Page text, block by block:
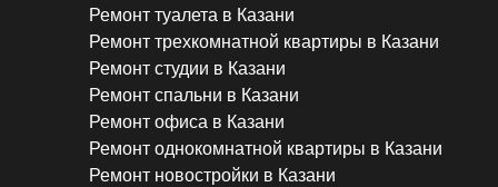
Ремонт туалета в Казани
Ремонт трехкомнатной квартиры в Казани
Ремонт студии в Казани
Ремонт спальни в Казани
Ремонт офиса в Казани
Ремонт однокомнатной квартиры в Казани
Ремонт новостройки в Казани